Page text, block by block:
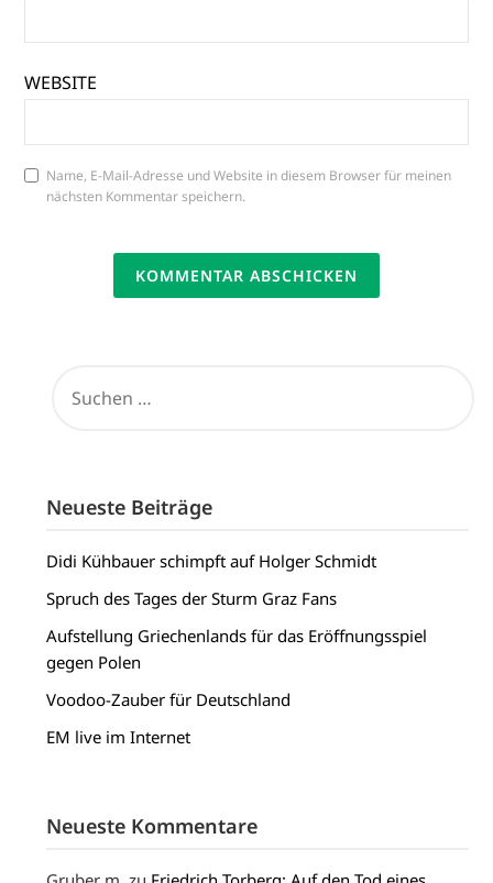
WEBSITE
Name, E-Mail-Adresse und Website in diesem Browser für meinen
nächsten Kommentar speichern.
NACH:
Neueste Beiträge
Didi Kühbauer schimpft auf Holger Schmidt
Spruch des Tages der Sturm Graz Fans
Aufstellung Griechenlands für das Eröffnungsspiel
gegen Polen
Voodoo-Zauber für Deutschland
EM live im Internet
Neueste Kommentare